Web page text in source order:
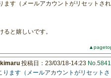
ます（メールアカウントがリセットされ
と嬉しいです。
投稿日：23/03/18-14:23 No.5841
ます（メールアカウントがリセットさ